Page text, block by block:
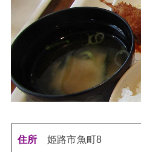
住所 姫路市魚町8